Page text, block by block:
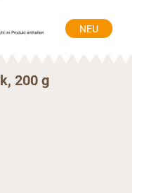
NEU
200 g